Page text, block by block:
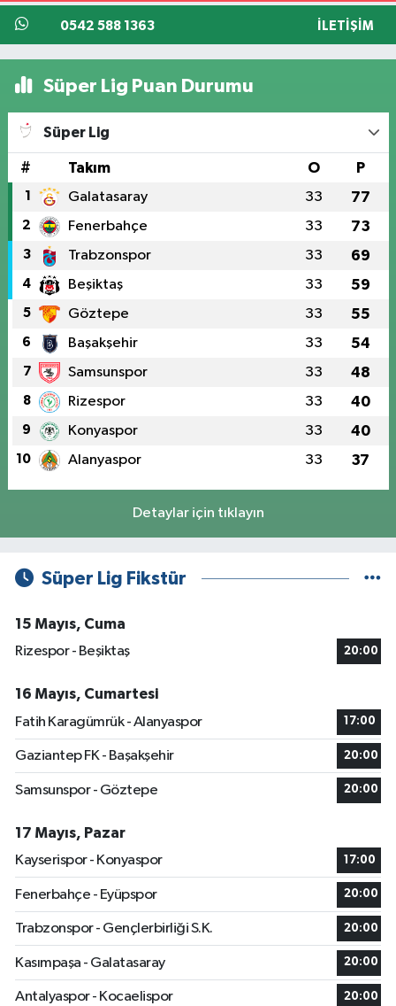
0542 588 1363 İLETIŞIM
Süper Lig Puan Durumu
Süper Lig
# Takım O P
1 Galatasaray 33 77
2 Fenerbahçe 33 73
3 Trabzonspor 33 69
4 Beşiktaş 33 59
5 Göztepe 33 55
6 Başakşehir 33 54
7 Samsunspor 33 48
8 Rizespor 33 40
9 Konyaspor 33 40
10 Alanyaspor 33 37
Detaylar için tıklayın
Süper Lig Fikstür
15 Mayıs, Cuma
Rizespor - Beşiktaş
20:00
16 Mayıs, Cumartesi
Fatih Karagümrük - Alanyaspor
17:00
Gaziantep FK - Başakşehir 20:00
Samsunspor - Göztepe 20:00
17 Mayıs, Pazar
Kayserispor - Konyaspor
17:00
Fenerbahçe - Eyüpspor 20:00
Trabzonspor - Gençlerbirliği S.K. 20:00
Kasımpaşa - Galatasaray 20:00
Antalyaspor - Kocaelispor 20:00